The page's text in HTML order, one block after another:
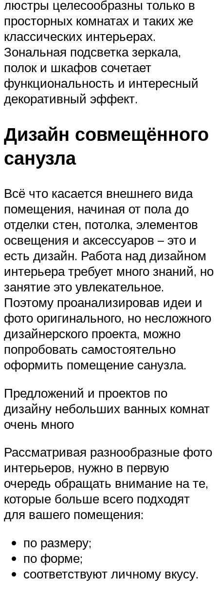
люстры целесообразны только в
просторных комнатах и таких же
классических интерьерах.
Зональная подсветка зеркала,
полок и шкафов сочетает
функциональность и интересный
декоративный эффект.
Дизайн совмещённого
санузла
Всё что касается внешнего вида
помещения, начиная от пола до
отделки стен, потолка, элементов
освещения и аксессуаров – это и
есть дизайн. Работа над дизайном
интерьера требует много знаний, но
занятие это увлекательное.
Поэтому проанализировав идеи и
фото оригинального, но несложного
дизайнерского проекта, можно
попробовать самостоятельно
оформить помещение санузла.
Предложений и проектов по
дизайну небольших ванных комнат
очень много
Рассматривая разнообразные фото
интерьеров, нужно в первую
очередь обращать внимание на те,
которые больше всего подходят
для вашего помещения:
по размеру;
по форме;
соответствуют личному вкусу.